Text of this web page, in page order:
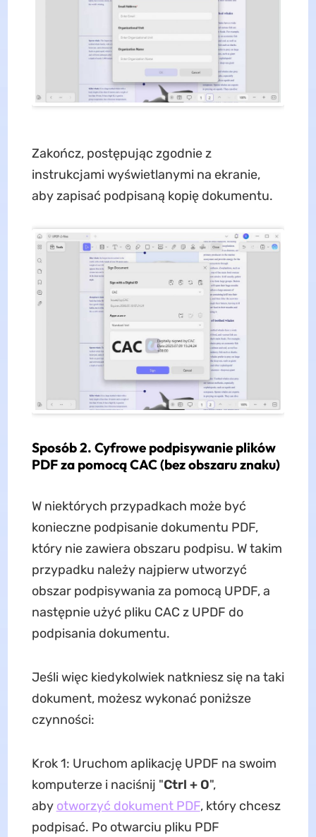
Zakończ, postępując zgodnie z
instrukcjami wyświetlanymi na ekranie,
aby zapisać podpisaną kopię dokumentu.
Sposób 2. Cyfrowe podpisywanie plików
PDF za pomocą CAC (bez obszaru znaku)
W niektórych przypadkach może być
konieczne podpisanie dokumentu PDF,
który nie zawiera obszaru podpisu. W takim
przypadku należy najpierw utworzyć
obszar podpisywania za pomocą UPDF, a
następnie użyć pliku CAC z UPDF do
podpisania dokumentu.
Jeśli więc kiedykolwiek natkniesz się na taki
dokument, możesz wykonać poniższe
czynności:
Krok 1: Uruchom aplikację UPDF na swoim
komputerze i naciśnij "Ctrl + O",
aby otworzyć dokument PDF, który chcesz
podpisać. Po otwarciu pliku PDF